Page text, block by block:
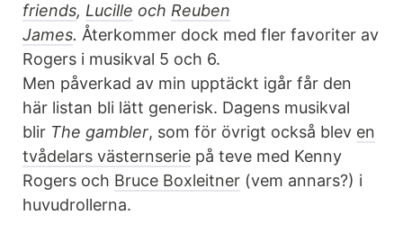
friends, Lucille och Reuben
James. Återkommer dock med fler favoriter av
Rogers i musikval 5 och 6.
Men påverkad av min upptäckt igår får den
här listan bli lätt generisk. Dagens musikval
blir The gambler, som för övrigt också blev en
tvådelars västernserie på teve med Kenny
Rogers och Bruce Boxleitner (vem annars?) i
huvudrollerna.